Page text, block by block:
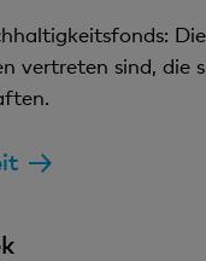
vertreten sind,